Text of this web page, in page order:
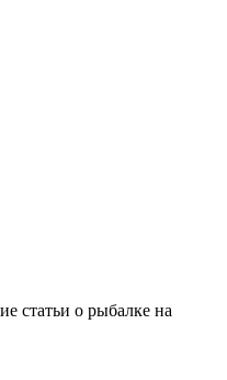
статьи о рыбалке на